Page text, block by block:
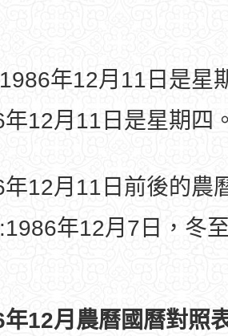
年12月11日是星
年12月11日是星期四
年12月11日前後的農
年12月7日，冬
12月農曆國曆對照